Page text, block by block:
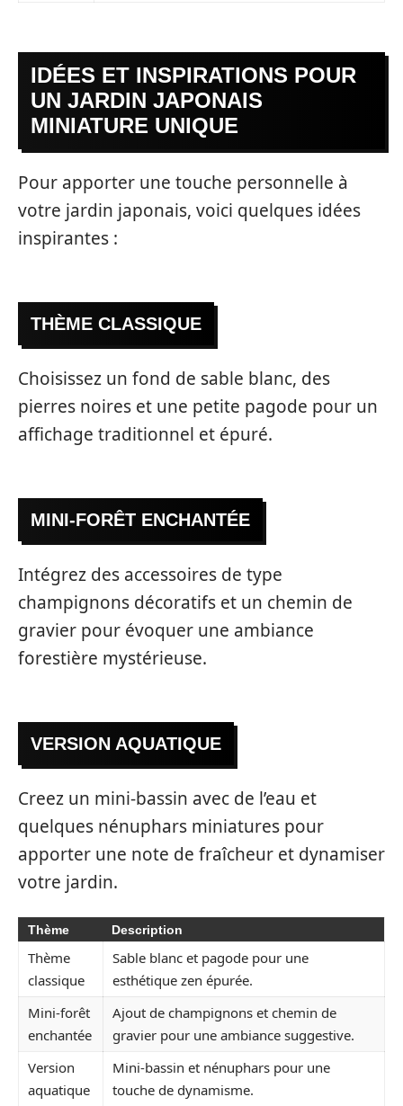
IDÉES ET INSPIRATIONS POUR
UN JARDIN JAPONAIS
MINIATURE UNIQUE
Pour apporter une touche personnelle à
votre jardin japonais, voici quelques idées
inspirantes :
THÈME CLASSIQUE
Choisissez un fond de sable blanc, des
pierres noires et une petite pagode pour un
affichage traditionnel et épuré.
MINI-FORÊT ENCHANTÉE
Intégrez des accessoires de type
champignons décoratifs et un chemin de
gravier pour évoquer une ambiance
forestière mystérieuse.
VERSION AQUATIQUE
Creez un mini-bassin avec de l’eau et
quelques nénuphars miniatures pour
apporter une note de fraîcheur et dynamiser
votre jardin.
Thème Description
Thème
classique
Sable blanc et pagode pour une
esthétique zen épurée.
Mini-forêt
enchantée
Ajout de champignons et chemin de
gravier pour une ambiance suggestive.
Version
aquatique
Mini-bassin et nénuphars pour une
touche de dynamisme.